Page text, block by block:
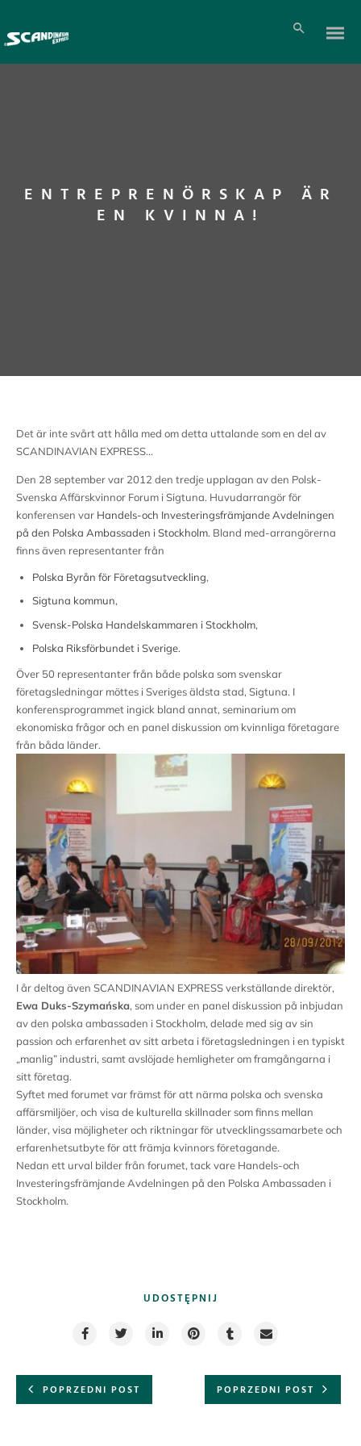
ENTREPRENÖRSKAP ÄR
EN KVINNA!
Det är inte svårt att hålla med om detta uttalande som en del av
SCANDINAVIAN EXPRESS…
Den 28 september var 2012 den tredje upplagan av den Polsk-
Svenska Affärskvinnor Forum i Sigtuna. Huvudarrangör för
konferensen var Handels-och Investeringsfrämjande Avdelningen
på den Polska Ambassaden i Stockholm. Bland med-arrangörerna
finns även representanter från
Polska Byrån för Företagsutveckling,
Sigtuna kommun,
Svensk-Polska Handelskammaren i Stockholm,
Polska Riksförbundet i Sverige.
Över 50 representanter från både polska som svenskar
företagsledningar möttes i Sveriges äldsta stad, Sigtuna. I
konferensprogrammet ingick bland annat, seminarium om
ekonomiska frågor och en panel diskussion om kvinnliga företagare
från båda länder.
I år deltog även SCANDINAVIAN EXPRESS verkställande direktör,
Ewa Duks-Szymańska, som under en panel diskussion på inbjudan
av den polska ambassaden i Stockholm, delade med sig av sin
passion och erfarenhet av sitt arbeta i företagsledningen i en typiskt
„manlig” industri, samt avslöjade hemligheter om framgångarna i
sitt företag.
Syftet med forumet var främst för att närma polska och svenska
affärsmiljöer, och visa de kulturella skillnader som finns mellan
länder, visa möjligheter och riktningar för utvecklingssamarbete och
erfarenhetsutbyte för att främja kvinnors företagande.
Nedan ett urval bilder från forumet, tack vare Handels-och
Investeringsfrämjande Avdelningen på den Polska Ambassaden i
Stockholm.
UDOSTĘPNIJ
POPRZEDNI POST POPRZEDNI POST